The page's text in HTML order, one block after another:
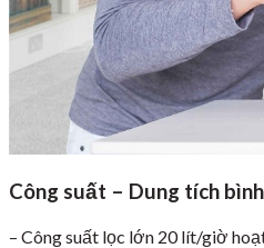
Công suất – Dung tích
– Công suất lọc lớn 20 lít/giờ